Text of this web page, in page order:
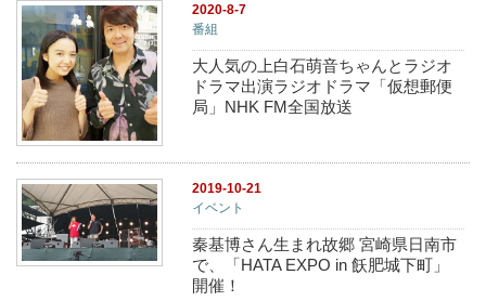
2020-8-7
番組
大人気の上白石萌音ちゃんとラジオ
ドラマ出演ラジオドラマ「仮想郵便
局」NHK FM全国放送
2019-10-21
イベント
秦基博さん生まれ故郷 宮崎県日南市
で、「HATA EXPO in 飫肥城下町」
開催！